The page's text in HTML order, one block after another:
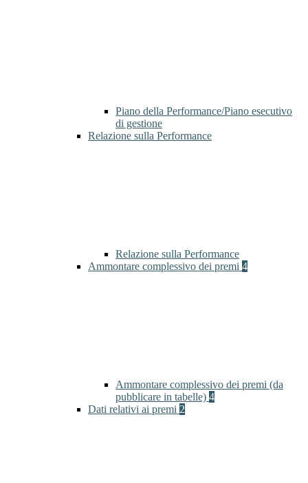
Piano della Performance/Piano esecutivo
di gestione
Relazione sulla Performance
Relazione sulla Performance
Ammontare complessivo dei premi 4
Ammontare complessivo dei premi (da
pubblicare in tabelle) 4
Dati relativi ai premi 2